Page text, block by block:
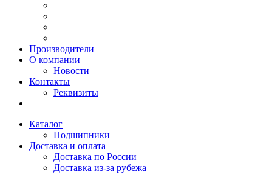
Производители
О компании
Новости
Контакты
Реквизиты
Каталог
Подшипники
Доставка и оплата
Доставка по России
Доставка из-за рубежа